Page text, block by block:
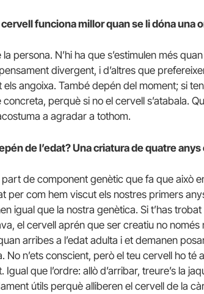
funciona millor quan se li dóna una
la persona. N’hi ha que s’estimulen més
divergent, i d’altres que
angoixa. També depén del moment; si
concreta, perquè si no el cervell s’atabala.
a agradar a tothom.
de l’edat? Una criatura de quatre
part de component genètic que fa que això
per com hem viscut els nostres primers
igual que la nostra genètica. Si t’has
el cervell aprén que ser creatiu no
arribes a l’edat adulta i et demanen
No n’ets conscient, però el teu cervell ho
Igual que l’ordre: allò d’arribar, treure’s la
útils perquè alliberen el cervell de la